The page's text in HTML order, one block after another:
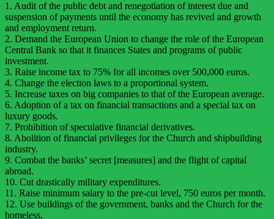
1. Audit of the public debt and renegotiation of interest due and
suspension of payments until the economy has revived and growth
and employment return.
2. Demand the European Union to change the role of the European
Central Bank so that it finances States and programs of public
investment.
3. Raise income tax to 75% for all incomes over 500,000 euros.
4. Change the election laws to a proportional system.
5. Increase taxes on big companies to that of the European average.
6. Adoption of a tax on financial transactions and a special tax on
luxury goods.
7. Prohibition of speculative financial derivatives.
8. Abolition of financial privileges for the Church and shipbuilding
industry.
9. Combat the banks’ secret [measures] and the flight of capital
abroad.
10. Cut drastically military expenditures.
11. Raise minimum salary to the pre-cut level, 750 euros per month.
12. Use buildings of the government, banks and the Church for the
homeless.